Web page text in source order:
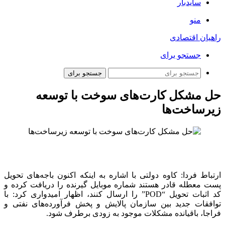
سایدبار
منو
راهیان اقتصادی
جستجو برای
جستجو برای
حل مشکل کارت‌های سوخت با توسعه
زیرساخت‌ها
ارتباط فردا: کاوه دولتی با اشاره به اینکه اکنون باجه‌های تحویل
پست معطله قادر هستند شماره موبایل گیرنده را دریافت کرده و
کد اثبات تحویل “POD” را ارسال کنند، اظهار امیدواری کرد: با
توافقات جدید بین سازمان پالایش و پخش فرآورده‌های نفتی و
فراجا، باقیانده مشکلات موجود به زودی برطرف شود.